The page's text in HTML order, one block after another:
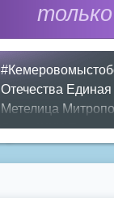
Отечества
Метелица
Днем ЖКХ
Противопожарная
день города